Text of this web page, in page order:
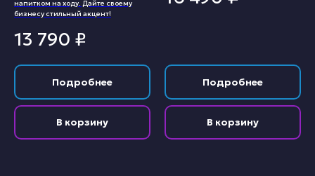
напитком на ходу. Дайте своему
бизнесу стильный акцент!
13 790 ₽
Подробнее
В корзину
Подробнее
В корзину